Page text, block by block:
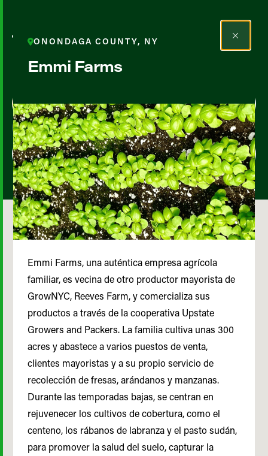
Todos los agricultores y
productores
Map View List View
ONONDAGA COUNTY, NY
Emmi Farms
Emmi Farms, una auténtica empresa agrícola
familiar, es vecina de otro productor mayorista de
GrowNYC, Reeves Farm, y comercializa sus
productos a través de la cooperativa Upstate
Growers and Packers. La familia cultiva unas 300
acres y abastece a varios puestos de venta,
clientes mayoristas y a su propio servicio de
recolección de fresas, arándanos y manzanas.
Durante las temporadas bajas, se centran en
rejuvenecer los cultivos de cobertura, como el
centeno, los rábanos de labranza y el pasto sudán,
para promover la salud del suelo, capturar la